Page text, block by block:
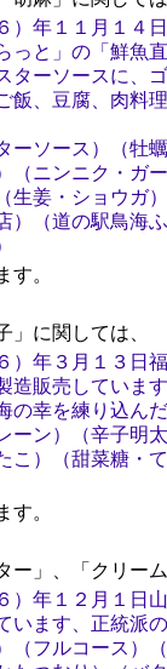
）年１１月１４
っと」の「鮮
ターソースに、
飯、豆腐、肉料
ーソース）（牡
（ニンニク・ガ
生姜・ショウガ
（道の駅鳥海
す。
に関しては、
）年３月１３日
造販売していま
の幸を練り込ん
ーン）（辛子明
こ）（甜菜糖・
す。
」、「クリー
）年１２月１日
います、正統派
（フルコース）